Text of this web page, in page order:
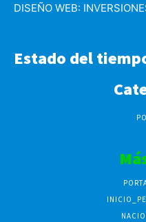
DISEÑO WEB:
Estado del